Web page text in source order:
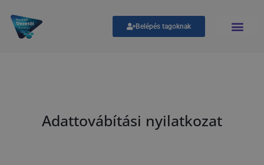
Belépés tagoknak
Adattovábítási nyilatkozat